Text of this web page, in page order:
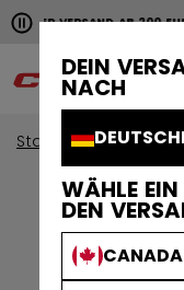
DEIN
NACH
WÄHLE
DEN
Horizontale
VERSAND AB 200
KOSTENLOSER
Start Zubehör